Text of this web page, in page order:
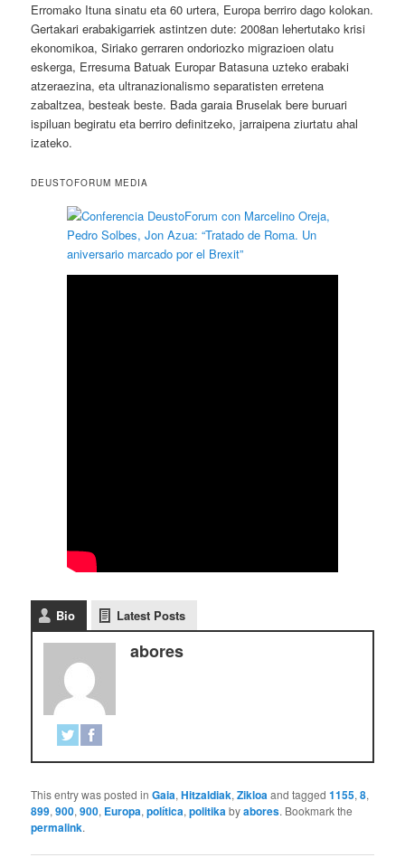
Erromako Ituna sinatu eta 60 urtera, Europa berriro dago kolokan.
Gertakari erabakigarriek astintzen dute: 2008an lehertutako krisi
ekonomikoa, Siriako gerraren ondoriozko migrazioen olatu
eskerga, Erresuma Batuak Europar Batasuna uzteko erabaki
atzeraezina, eta ultranazionalismo separatisten erretena
zabaltzea, besteak beste. Bada garaia Bruselak bere buruari
ispiluan begiratu eta berriro definitzeko, jarraipena ziurtatu ahal
izateko.
DEUSTOFORUM MEDIA
Bio Latest Posts
abores
This entry was posted inGaia,Hitzaldiak,Zikloaand tagged1155,8,
899,900,900, Europa,política,politikabyabores. Bookmark the
permalink.